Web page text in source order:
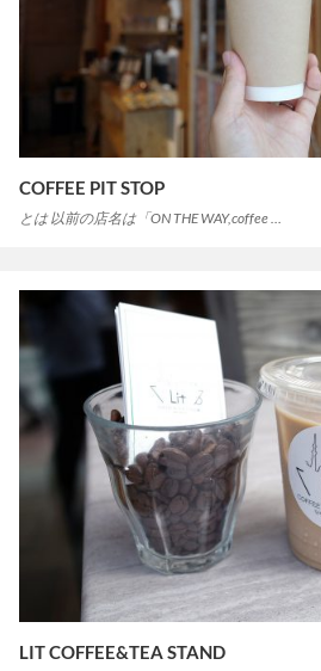
COFFEE PIT STOP
とは 以前の店名は「ON THE WAY,coffee …
LIT COFFEE&TEA STAND